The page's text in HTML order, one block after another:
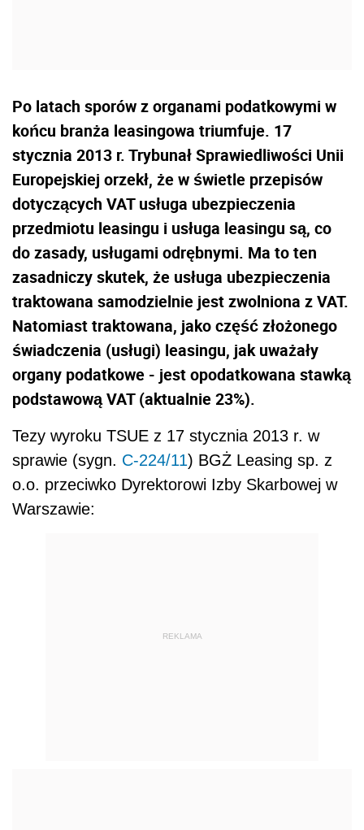
Po latach sporów z organami podatkowymi w
końcu branża leasingowa triumfuje. 17
stycznia 2013 r. Trybunał Sprawiedliwości Unii
Europejskiej orzekł, że w świetle przepisów
dotyczących VAT usługa ubezpieczenia
przedmiotu leasingu i usługa leasingu są, co
do zasady, usługami odrębnymi. Ma to ten
zasadniczy skutek, że usługa ubezpieczenia
traktowana samodzielnie jest zwolniona z VAT.
Natomiast traktowana, jako część złożonego
świadczenia (usługi) leasingu, jak uważały
organy podatkowe - jest opodatkowana stawką
podstawową VAT (aktualnie 23%).
Tezy wyroku TSUE z 17 stycznia 2013 r. w
sprawie (sygn. C-224/11) BGŻ Leasing sp. z
o.o. przeciwko Dyrektorowi Izby Skarbowej w
Warszawie:
REKLAMA